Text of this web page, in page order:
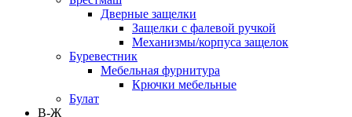
Дверные защелки
Защелки с фалевой ручкой
Механизмы/корпуса защелок
Буревестник
Мебельная фурнитура
Крючки мебельные
Булат
В-Ж